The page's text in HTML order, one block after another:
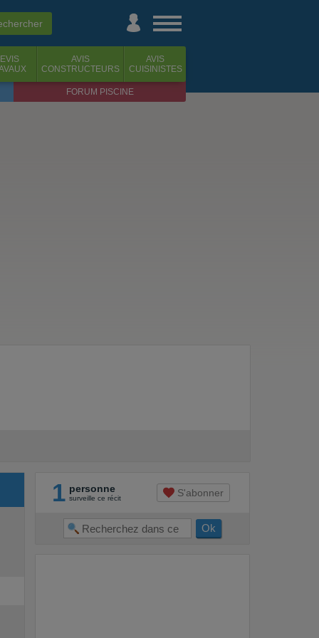
AVIS
CONSTRUCTEURS
AVIS
CUISINISTES
FORUM PISCINE
1 personne
surveille ce récit S'abonner